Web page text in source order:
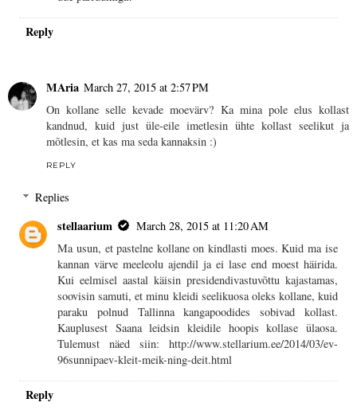
Reply
MAria March 27, 2015 at 2:57 PM
On kollane selle kevade moevärv? Ka mina pole elus kollast
kandnud, kuid just üle-eile imetlesin ühte kollast seelikut ja
mõtlesin, et kas ma seda kannaksin :)
REPLY
Replies
stellaarium
March 28, 2015 at 11:20 AM
Ma usun, et pastelne kollane on kindlasti moes. Kuid ma ise
kannan värve meeleolu ajendil ja ei lase end moest häirida.
Kui eelmisel aastal käisin presidendivastuvõttu kajastamas,
soovisin samuti, et minu kleidi seelikuosa oleks kollane, kuid
paraku polnud Tallinna kangapoodides sobivad kollast.
Kauplusest Saana leidsin kleidile hoopis kollase ülaosa.
Tulemust näed siin: http://www.stellarium.ee/2014/03/ev-
96sunnipaev-kleit-meik-ning-deit.html
Reply